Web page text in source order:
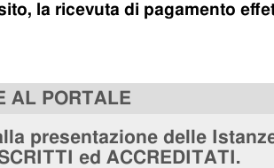
la ricevuta di pagamento
AL PORTALE
presentazione delle
ed ACCREDITATI.